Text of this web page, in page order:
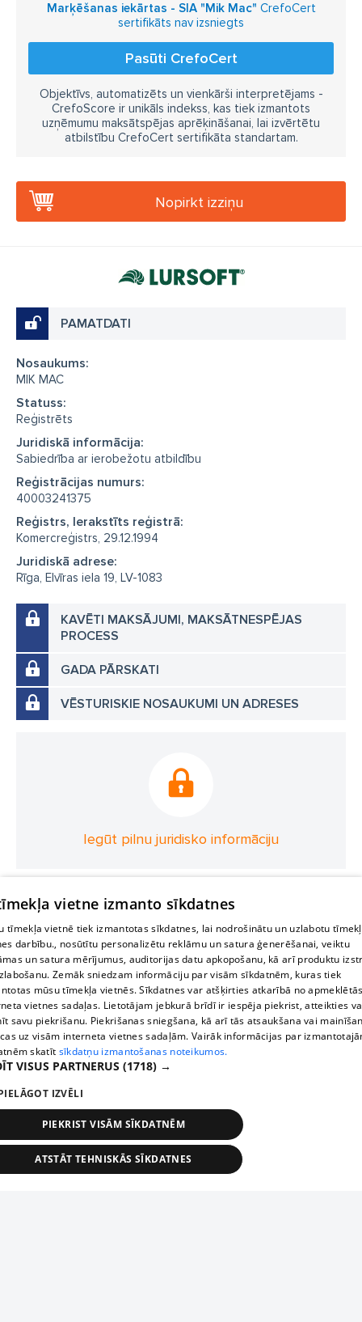
Marķēšanas iekārtas - SIA "Mik Mac" CrefoCert
sertifikāts nav izsniegts
Pasūti CrefoCert
Objektīvs, automatizēts un vienkārši interpretējams -
CrefoScore ir unikāls indekss, kas tiek izmantots
uzņēmumu maksātspējas aprēķināšanai, lai izvērtētu
atbilstību CrefoCert sertifikāta standartam.
Nopirkt izziņu
PAMATDATI
Nosaukums:
MIK MAC
Statuss:
Reģistrēts
Juridiskā informācija:
Sabiedrība ar ierobežotu atbildību
Reģistrācijas numurs:
40003241375
Reģistrs, Ierakstīts reģistrā:
Komercreģistrs, 29.12.1994
Juridiskā adrese:
Rīga, Elvīras iela 19, LV-1083
KAVĒTI MAKSĀJUMI, MAKSĀTNESPĒJAS
PROCESS
GADA PĀRSKATI
VĒSTURISKIE NOSAUKUMI UN ADRESES
Iegūt pilnu juridisko informāciju
vietne izmanto sīkdatnes
tīmekļa vietnē tiek izmantotas sīkdatnes, lai nodrošinātu un uzlabotu
darbību., nosūtītu personalizētu reklāmu un satura ģenerēšanai, veiktu
un satura mērījumus, auditorijas datu apkopošanu, kā arī produktu
Zemāk sniedzam informāciju par visām sīkdatnēm, kuras tiek
mūsu tīmekļa vietnēs. Sīkdatnes var atšķirties atkarībā no
vietnes sadaļas. Lietotājam jebkurā brīdī ir iespēja piekrist, atteikties
savu piekrišanu. Piekrišanas sniegšana, kā arī tās atsaukšana vai
uz visām interneta vietnes sadaļām. Vairāk informācijas par
skatīt sīkdatņu izmantošanas noteikumos.
VISUS PARTNERUS (1718) →
IZVĒLI
PIEKRIST VISĀM SĪKDATNĒM
ATSTĀT TEHNISKĀS SĪKDATNES